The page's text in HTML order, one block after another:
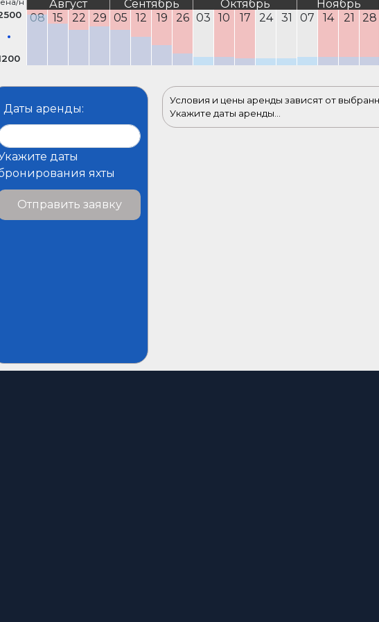
Август Сентябрь Октябрь Ноябрь
08
15 22 29 05 12 19 26 03 10 17 24 31 07 14 21 28
Даты аренды:
даты
яхты
Отправить заявку
Условия и цены аренды зависят от
Укажите даты аренды...